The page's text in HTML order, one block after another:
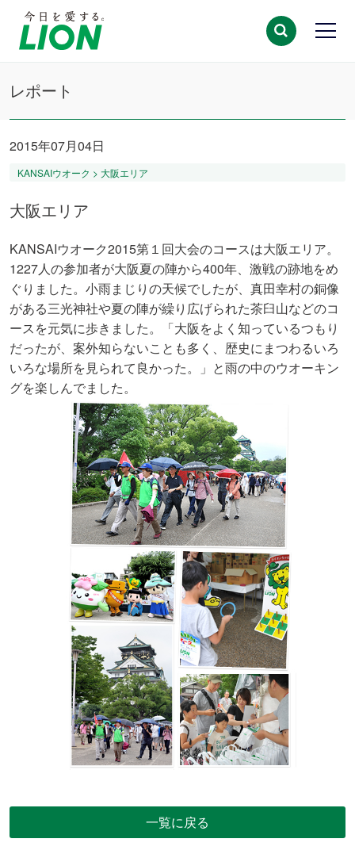
レポート
2015年07月04日
KANSAIウオーク > 大阪エリア
大阪エリア
KANSAIウオーク2015第１回大会のコースは大阪エリア。
1227人の参加者が大阪夏の陣から400年、激戦の跡地をめ
ぐりました。小雨まじりの天候でしたが、真田幸村の銅像
がある三光神社や夏の陣が繰り広げられた茶臼山などのコ
ースを元気に歩きました。「大阪をよく知っているつもり
だったが、案外知らないことも多く、歴史にまつわるいろ
いろな場所を見られて良かった。」と雨の中のウオーキン
グを楽しんでました。
一覧に戻る